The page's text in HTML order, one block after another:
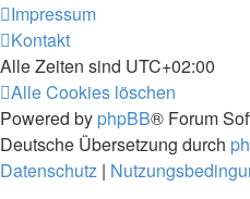
Impressum
Kontakt
Alle Zeiten sind UTC+02:00
Alle Cookies löschen
Powered by phpBB® Forum
Deutsche Übersetzung durch
Datenschutz |